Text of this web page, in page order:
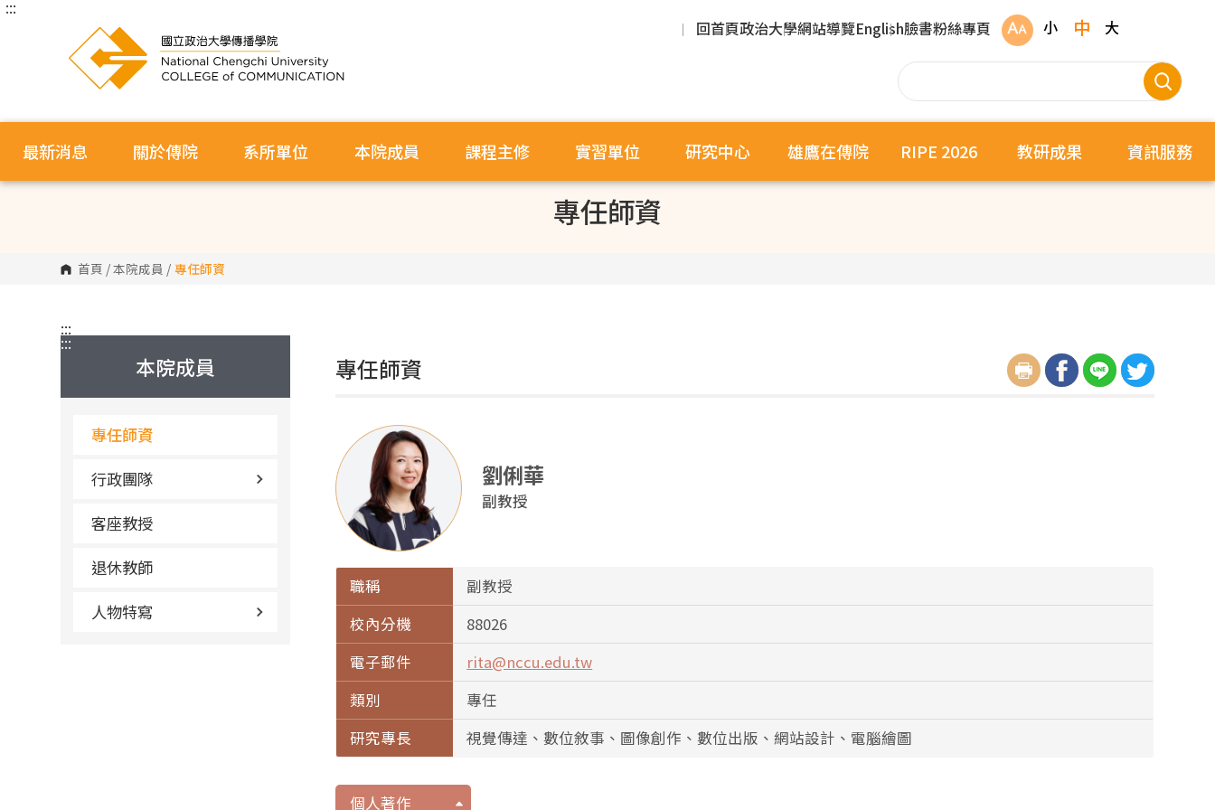
跳
:::
回首頁政治大學網站導覽English臉書粉絲專頁 小 中 大
最新消息 關於傳院 系所單位 本院成員 課程主修 實習單位 研究中心 雄鷹在傳院 RIPE 2026 教研成果 資訊服務
專任師資
首頁 /本院成員 / 專任師資
:::
本院成員
專任師資
行政團隊
客座教授
退休教師
人物特寫
:::
專任師資
劉俐華
副教授
職稱
副教授
校內分機
88026
電子郵件
rita@nccu.edu.tw
類別
專任
研究專長
視覺傳達、數位敘事、圖像創作、數位出版、網站設計、電腦繪圖
個人著作